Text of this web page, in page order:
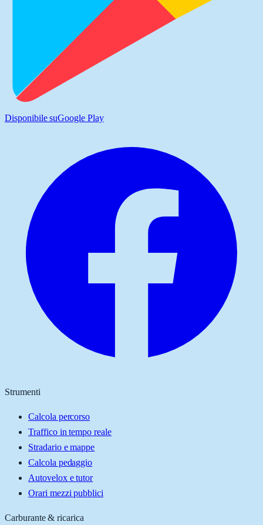
Disponibile suGoogle Play
Strumenti
Calcola percorso
Traffico in tempo reale
Stradario e mappe
Calcola pedaggio
Autovelox e tutor
Orari mezzi pubblici
Carburante & ricarica